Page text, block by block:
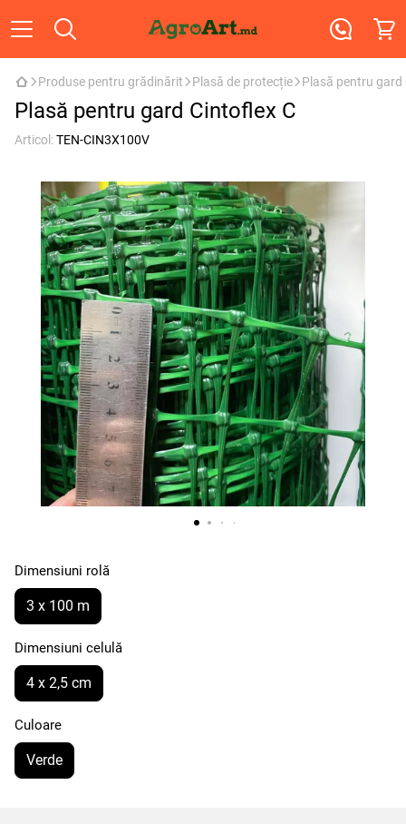
Produse pentru grădinărit Plasă de protecție Plasă pentru gard
Plasă pentru gard Cintoflex C
Articol:TEN-CIN3X100V
Dimensiuni rolă
3 x 100 m
Dimensiuni celulă
4 x 2,5 cm
Culoare
Verde